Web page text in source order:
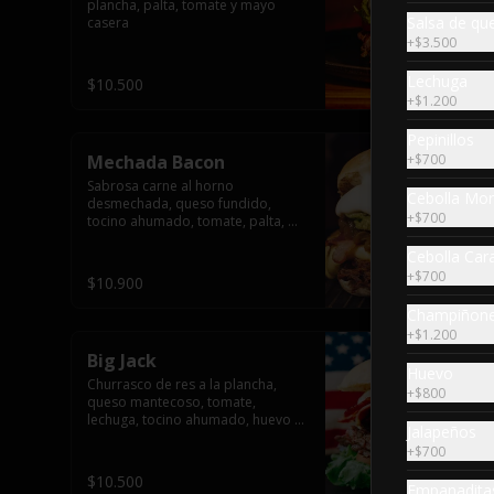
plancha, palta, tomate y mayo
casera
$10.500
Mechada Bacon
Sabrosa carne al horno
desmechada, queso fundido,
tocino ahumado, tomate, palta,
$10.900
Big Jack
Churrasco de res a la plancha,
queso mantecoso, tomate,
lechuga, tocino ahumado, huevo
$10.500
+$3.500
+$1.200
+$700
+$700
+$700
+$1.200
+$800
+$700